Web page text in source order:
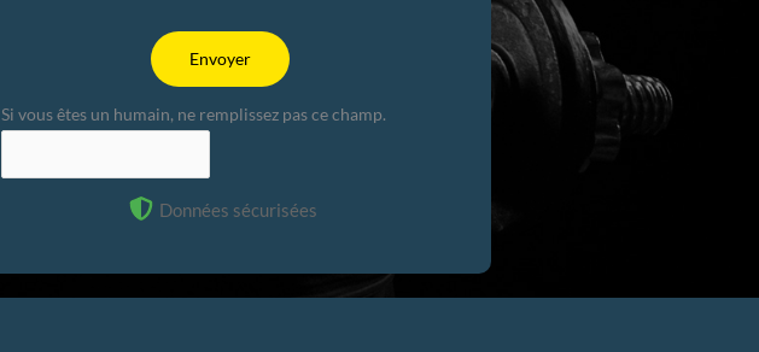
Envoyer
Si vous êtes un humain, ne remplissez pas ce champ.
Données sécurisées